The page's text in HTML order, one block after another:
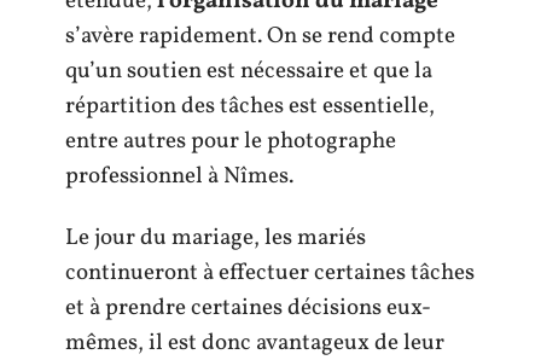
s’avère rapidement. On se rend compte
qu’un soutien est nécessaire et que la
répartition des tâches est essentielle,
entre autres pour le photographe
professionnel à Nîmes.
Le jour du mariage, les mariés
continueront à effectuer certaines tâches
et à prendre certaines décisions eux-
mêmes, il est donc avantageux de leur